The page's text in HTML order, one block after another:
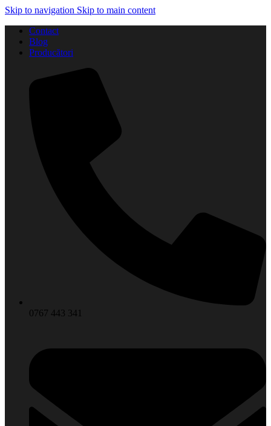
Skip to navigation Skip to main content
Contact
Blog
Producători
0767 443 341